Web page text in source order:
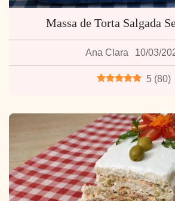
Massa de Torta Salgada
Ana Clara 10/03/
5 (80)